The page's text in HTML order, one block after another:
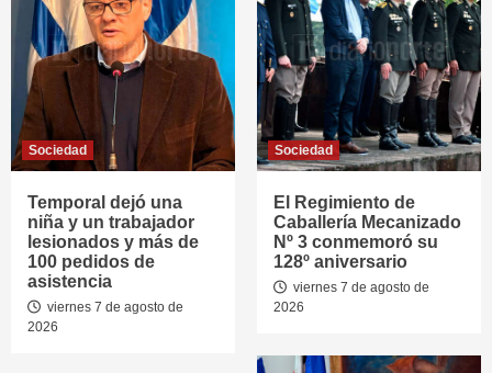
Sociedad
Temporal dejó una
niña y un trabajador
lesionados y más de
100 pedidos de
asistencia
viernes 7 de agosto de
2026
Sociedad
El Regimiento de
Caballería Mecanizado
Nº 3 conmemoró su
128º aniversario
viernes 7 de agosto de
2026